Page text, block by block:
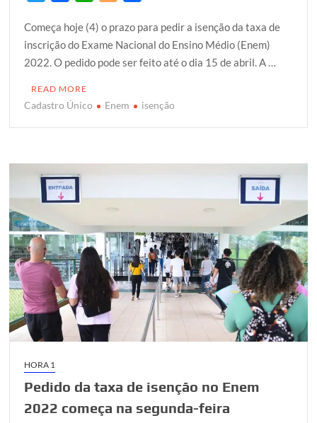
i
t
t
e
r
c
e
b
o
o
a
t
s
p
o
g
g
r
a
r
e
Começa hoje (4) o prazo para pedir a isenção da taxa de
inscrição do Exame Nacional do Ensino Médio (Enem)
2022. O pedido pode ser feito até o dia 15 de abril. A …
READ MORE
Cadastro Único Enem isenção
HORA 1
Pedido da taxa de isenção no Enem
2022 começa na segunda-feira